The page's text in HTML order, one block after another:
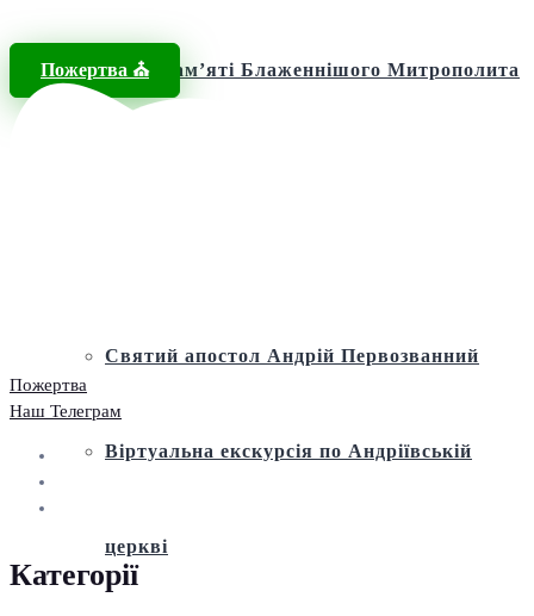
Фонд пам’яті Блаженнішого Митрополита
Святий апостол Андрій Первозванний
Віртуальна екскурсія по Андріївській
церкві
Пожертва ⛪️
Пожертва
Наш Телеграм
Категорії